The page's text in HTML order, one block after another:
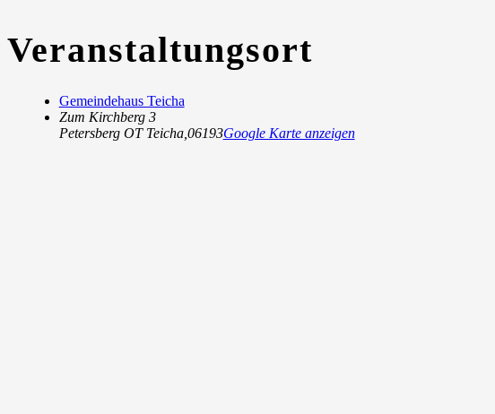
Veranstaltungsort
Gemeindehaus Teicha
Zum Kirchberg 3
Petersberg OT Teicha, 06193Google Karte anzeigen